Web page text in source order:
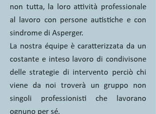
non tutta, la loro attività professionale
al lavoro con persone autistiche e con
sindrome di Asperger.
La nostra équipe è caratterizzata da un
costante e inteso lavoro di condivisone
delle strategie di intervento perciò chi
viene da noi troverà un gruppo non
singoli professionisti che lavorano
ognuno per sé.